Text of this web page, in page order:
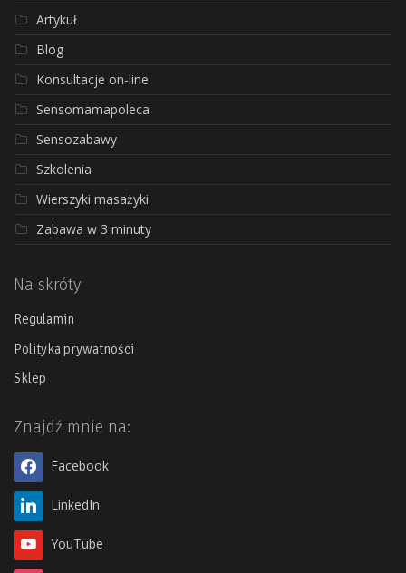
Artykuł
Blog
Konsultacje on-line
Sensomamapoleca
Sensozabawy
Szkolenia
Wierszyki masażyki
Zabawa w 3 minuty
Na skróty
Regulamin
Polityka prywatności
Sklep
Znajdź mnie na:
Facebook
LinkedIn
YouTube